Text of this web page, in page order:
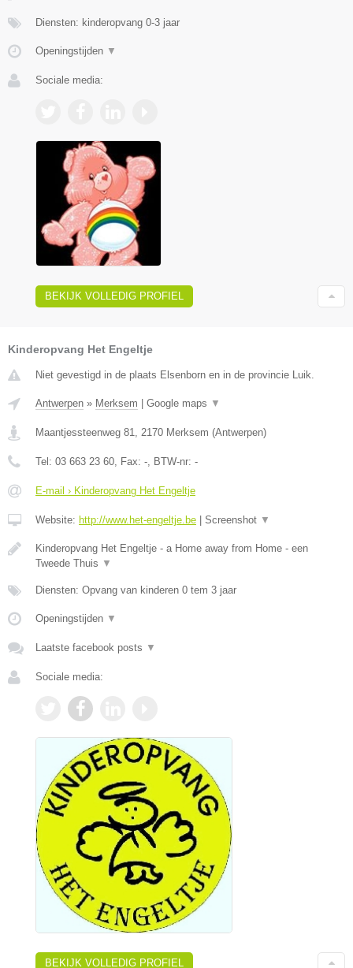
Diensten: kinderopvang 0-3 jaar
Openingstijden ▼
Sociale media:
BEKIJK VOLLEDIG PROFIEL
Kinderopvang Het Engeltje
Niet gevestigd in de plaats Elsenborn en in de provincie Luik.
Antwerpen » Merksem Google maps ▼
Maantjessteenweg 81 2170 Merksem (Antwerpen)
Tel: 03 663 23 60 , Fax: - , BTW-nr: -
E-mail › Kinderopvang Het Engeltje
Website: http://www.het-engeltje.be Screenshot ▼
Kinderopvang Het Engeltje - a Home away from Home - een
Tweede Thuis ▼
Diensten: Opvang van kinderen 0 tem 3 jaar
Openingstijden ▼
Laatste facebook posts ▼
Sociale media:
BEKIJK VOLLEDIG PROFIEL